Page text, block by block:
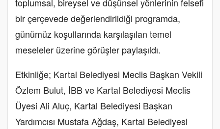
toplumsal, bireysel ve düşünsel yönlerinin felsefi
bir çerçevede değerlendirildiği programda,
günümüz koşullarında karşılaşılan temel
meseleler üzerine görüşler paylaşıldı.
Etkinliğe; Kartal Belediyesi Meclis Başkan Vekili
Özlem Bulut, İBB ve Kartal Belediyesi Meclis
Üyesi Ali Aluç, Kartal Belediyesi Başkan
Yardımcısı Mustafa Ağdaş, Kartal Belediyesi